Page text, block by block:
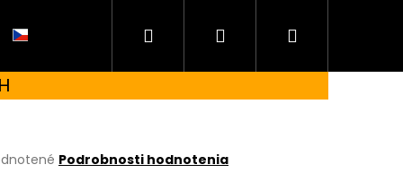
Hľadať PrihlásenieNákupný
košík
Podrobnosti hodnotenia